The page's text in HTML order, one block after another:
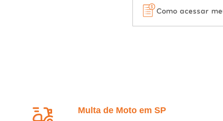
Como acessar
Multa de Moto em SP